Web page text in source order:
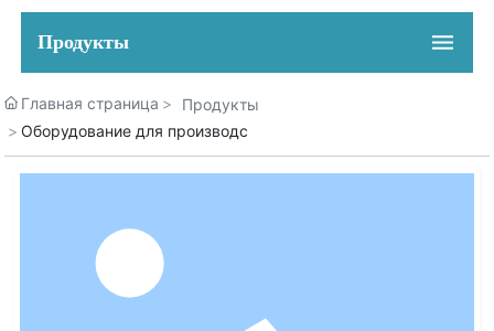
Продукты
Главная страница
Продукты
Оборудование для производс